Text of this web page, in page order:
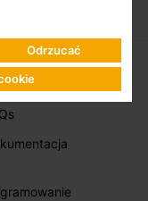
Odrzucać